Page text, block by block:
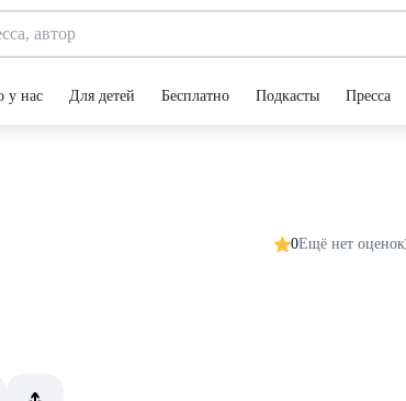
у нас Для детей Бесплатно Подкасты Пресса
0Ещё нет оценок